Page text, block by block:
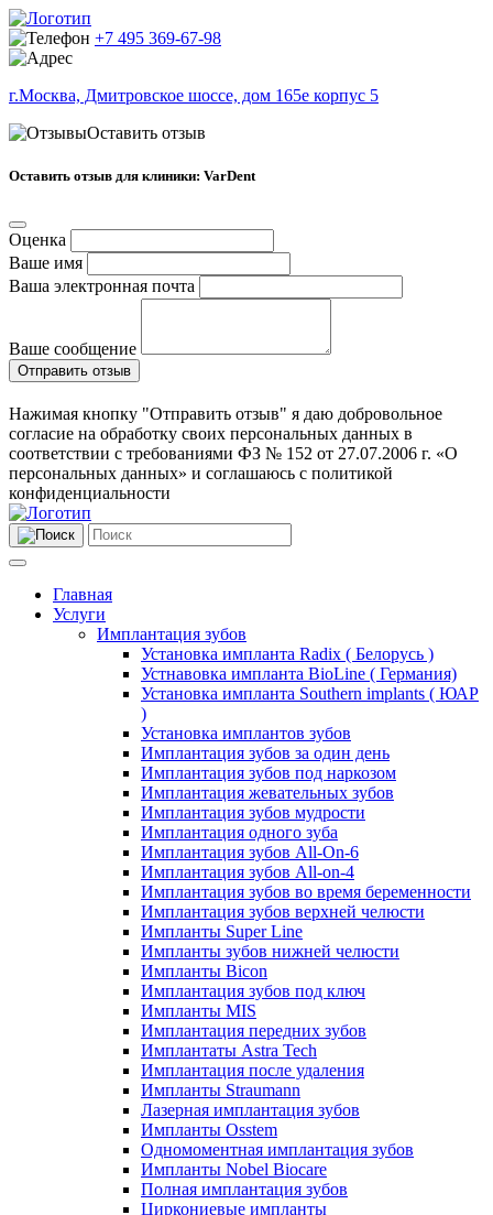
+7 495 369-67-98
г.Москва, Дмитровское шоссе, дом 165е корпус 5
Оставить отзыв
Оставить отзыв для клиники: VarDent
Оценка
Ваше имя
Ваша электронная почта
Ваше сообщение
Отправить отзыв
Нажимая кнопку "Отправить отзыв" я даю добровольное
согласие на обработку своих персональных данных в
соответствии с требованиями ФЗ № 152 от 27.07.2006 г. «О
персональных данных» и соглашаюсь с политикой
конфиденциальности
Главная
Услуги
Имплантация зубов
Установка импланта Radix ( Белорусь )
Устнавовка импланта BioLine ( Германия)
Установка импланта Southern implants ( ЮАР
)
Установка имплантов зубов
Имплантация зубов за один день
Имплантация зубов под наркозом
Имплантация жевательных зубов
Имплантация зубов мудрости
Имплантация одного зуба
Имплантация зубов All-On-6
Имплантация зубов All-on-4
Имплантация зубов во время беременности
Имплантация зубов верхней челюсти
Импланты Super Line
Импланты зубов нижней челюсти
Импланты Bicon
Имплантация зубов под ключ
Импланты MIS
Имплантация передних зубов
Имплантаты Astra Tech
Имплантация после удаления
Импланты Straumann
Лазерная имплантация зубов
Импланты Osstem
Одномоментная имплантация зубов
Импланты Nobel Biocare
Полная имплантация зубов
Циркониевые импланты